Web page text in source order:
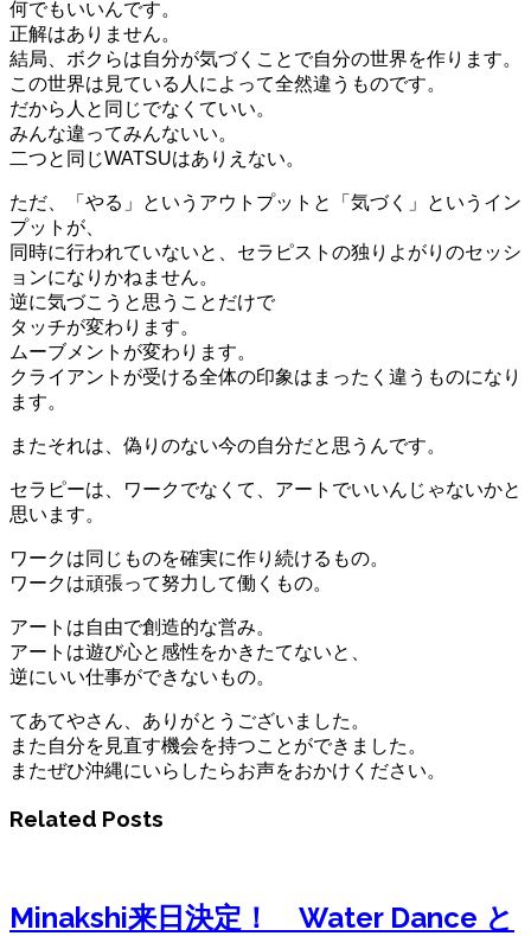
何でもいいんです。
正解はありません。
結局、ボクらは自分が気づくことで自分の世界を作ります。
この世界は見ている人によって全然違うものです。
だから人と同じでなくていい。
みんな違ってみんないい。
二つと同じWATSUはありえない。
ただ、「やる」というアウトプットと「気づく」というイン
プットが、
同時に行われていないと、セラピストの独りよがりのセッシ
ョンになりかねません。
逆に気づこうと思うことだけで
タッチが変わります。
ムーブメントが変わります。
クライアントが受ける全体の印象はまったく違うものになり
ます。
またそれは、偽りのない今の自分だと思うんです。
セラピーは、ワークでなくて、アートでいいんじゃないかと
思います。
ワークは同じものを確実に作り続けるもの。
ワークは頑張って努力して働くもの。
アートは自由で創造的な営み。
アートは遊び心と感性をかきたてないと、
逆にいい仕事ができないもの。
てあてやさん、ありがとうございました。
また自分を見直す機会を持つことができました。
またぜひ沖縄にいらしたらお声をおかけください。
Related Posts
Minakshi来日決定！ Water Dance と